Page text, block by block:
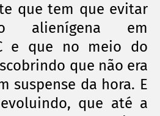
que tem que evitar
alienígena em
e que no meio do
que não era
suspense da hora. E
que até a